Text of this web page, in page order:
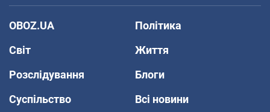
OBOZ.UA
Політика
Світ
Життя
Розслідування
Блоги
Суспільство
Всі новини